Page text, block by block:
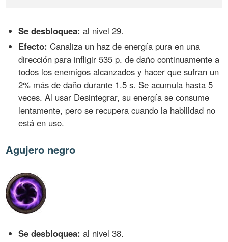
Se desbloquea: al nivel 29.
Efecto: Canaliza un haz de energía pura en una
dirección para infligir 535 p. de daño continuamente a
todos los enemigos alcanzados y hacer que sufran un
2% más de daño durante 1.5 s. Se acumula hasta 5
veces. Al usar Desintegrar, su energía se consume
lentamente, pero se recupera cuando la habilidad no
está en uso.
Agujero negro
Se desbloquea: al nivel 38.